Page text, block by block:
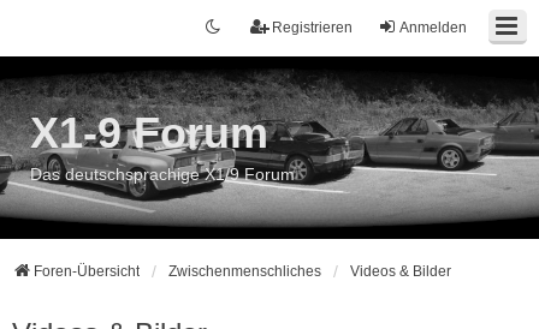
Anmelden
Registrieren
X1-9 Forum
Das deutschsprachige X1/9 Forum
Foren-Übersicht Zwischenmenschliches Videos & Bilder